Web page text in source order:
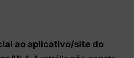
ao aplicativo/site do